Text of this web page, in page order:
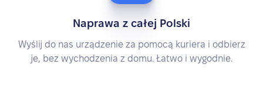
Naprawa z całej Polski
Wyślij do nas urządzenie za pomocą kuriera i odbierz
je, bez wychodzenia z domu. Łatwo i wygodnie.